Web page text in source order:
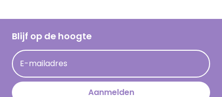
Hallmark Kaartclub
Acties
Persberichten
Hallmark en Kinderpostzegels
Cadeau inspiratie
Kaartinspiratie
Blijf op de hoogte
E-mailadres
Aanmelden